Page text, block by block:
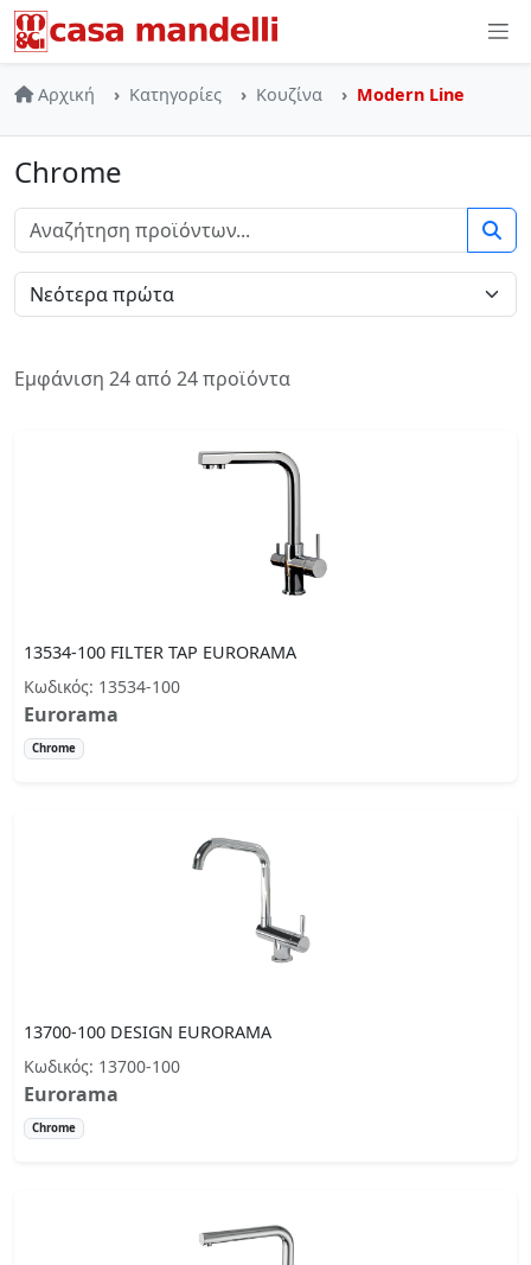
Skip to main content
Αρχική Κατηγορίες Κουζίνα Modern Line
Chrome
Εμφάνιση 24 από 24 προϊόντα
13534-100 FILTER TAP EURORAMA
Κωδικός: 13534-100
Eurorama
Chrome
13700-100 DESIGN EURORAMA
Κωδικός: 13700-100
Eurorama
Chrome